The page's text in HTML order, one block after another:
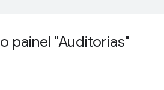
painel "Auditorias"